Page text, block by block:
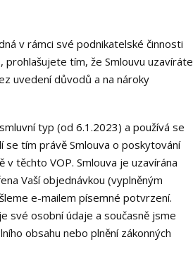
v rámci své podnikatelské činnosti
tím, že Smlouvu uzavíráte
uvedení důvodů a na nároky
typ (od 6.1.2023) a používá se
se tím právě Smlouva o poskytování
těchto VOP. Smlouva je uzavírána
Vaší objednávkou (vyplněným
e-mailem písemné potvrzení.
své osobní údaje a současně jsme
obsahu nebo plnění zákonných